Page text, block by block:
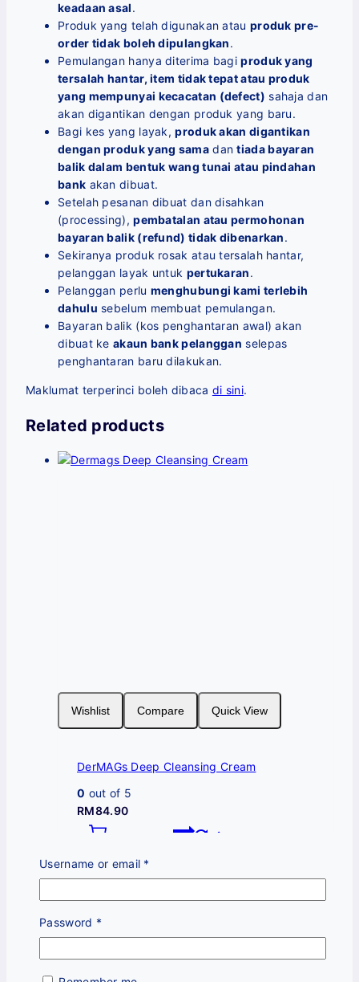
keadaan asal.
Produk yang telah digunakan atau produk pre-
order tidak boleh dipulangkan.
Pemulangan hanya diterima bagiproduk yang
tersalah hantar, item tidak tepat atau produk
yang mempunyai kecacatan (defect) sahaja dan
akan digantikan dengan produk yang baru.
Bagi kes yang layak,produk akan digantikan
dengan produk yang samadantiada bayaran
balik dalam bentuk wang tunai atau pindahan
bank akan dibuat.
Setelah pesanan dibuat dan disahkan
(processing),pembatalan atau permohonan
bayaran balik (refund) tidak dibenarkan.
Sekiranya produk rosak atau tersalah hantar,
pelanggan layak untuk pertukaran.
Pelanggan perlu menghubungi kami terlebih
dahulu sebelum membuat pemulangan.
Bayaran balik (kos penghantaran awal) akan
dibuat ke akaun bank pelanggan selepas
penghantaran baru dilakukan.
Maklumat terperinci boleh dibaca di sini.
Related products
Wishlist Compare Quick View
DerMAGs Deep Cleansing Cream
0 out of 5
RM84.90
Username or email *
Password *